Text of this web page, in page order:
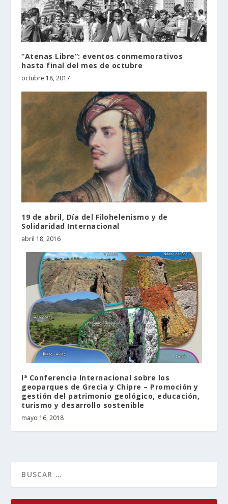
“Atenas Libre”: eventos conmemorativos
hasta final del mes de octubre
octubre 18, 2017
19 de abril, Día del Filohelenismo y de
Solidaridad Internacional
abril 18, 2016
Iª Conferencia Internacional sobre los
geoparques de Grecia y Chipre – Promoción y
gestión del patrimonio geológico, educación,
turismo y desarrollo sostenible
mayo 16, 2018